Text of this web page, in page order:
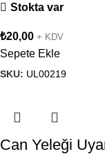
Stokta var
₺20,00 + KDV
Sepete Ekle
SKU: UL00219
Can Yeleği